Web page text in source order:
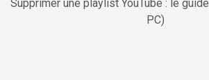
Supprimer une playlist YouTube : le
PC)